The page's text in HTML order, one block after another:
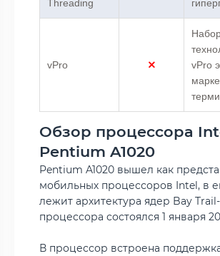
Threading
vPro
vPro
Обзор процессора
Pentium A1020
Pentium A1020 вышел как
мобильных процессоров Intel, в
лежит архитектура ядер Bay
процессора состоялся 1 января
В процессор встроена